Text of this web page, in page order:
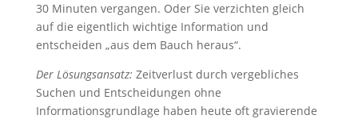
30 Minuten vergangen. Oder Sie verzichten gleich
auf die eigentlich wichtige Information und
entscheiden „aus dem Bauch heraus“.
Der Lösungsansatz: Zeitverlust durch vergebliches
Suchen und Entscheidungen ohne
Informationsgrundlage haben heute oft gravierende